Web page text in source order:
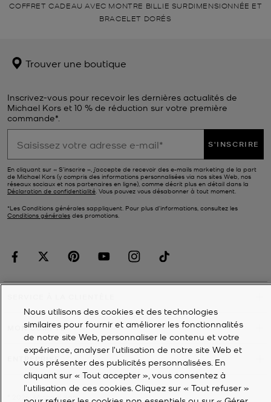
COFFRET CADEAU AVEC MONTRE BILLIE SURDIMENSIONNÉE ET
BRACELET DORÉS
Trouver une boutique
Inscrivez-vous pour recevoir les dernières actualités de
Michael Kors et 10 % de réduction sur votre première
commande*.
S'INSCRIRE
En cliquant sur « S’inscrire », j’accepte de recevoir des e-mails marketing de la part
de Michael Kors (y compris des informations personnalisées via nos sites Web, nos
réseaux sociaux et nos partenaires en ligne), comme décrit plus en détail dans la
Déclaration de confidentialité. Vous pouvez vous désabonner à tout moment.
*Les Conditions générales sappliquent. Pour plus d’informations, consultez les
Conditions générales des promotions.
MON COMPTE
ENTREPRISE
Michael Kors
Nous utilisons des cookies et des technologies
similaires pour fournir et améliorer les fonctionnalités
de notre site Web, personnaliser le contenu et votre
expérience, analyser l'utilisation de notre site Web et
vous présenter des publicités personnalisées. En
cliquant sur « Tout accepter », vous consentez à
l’utilisation de ces cookies. Cliquez sur « Tout refuser »